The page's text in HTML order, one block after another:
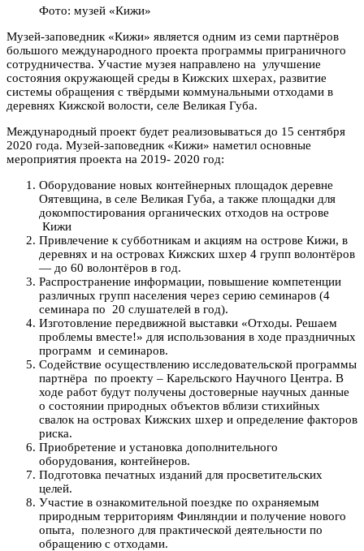
Фото: музей «Кижи»
Музей-заповедник «Кижи» является одним из семи партнёров
большого международного проекта программы приграничного
сотрудничества. Участие музея направлено на улучшение
состояния окружающей среды в Кижских шхерах, развитие
системы обращения с твёрдыми коммунальными отходами в
деревнях Кижской волости, селе Великая Губа.
Международный проект будет реализовываться до 15 сентября
2020 года. Музей-заповедник «Кижи» наметил основные
мероприятия проекта на 2019- 2020 год:
Оборудование новых контейнерных площадок деревне
Оятевщина, в селе Великая Губа, а также площадки для
докомпостирования органических отходов на острове
Кижи
Привлечение к субботникам и акциям на острове Кижи, в
деревнях и на островах Кижских шхер 4 групп волонтёров
— до 60 волонтёров в год.
Распространение информации, повышение компетенции
различных групп населения через серию семинаров (4
семинара по 20 слушателей в год).
Изготовление передвижной выставки «Отходы. Решаем
проблемы вместе!» для использования в ходе праздничных
программ и семинаров.
Содействие осуществлению исследовательской программы
партнёра по проекту – Карельского Научного Центра. В
ходе работ будут получены достоверные научных данные
о состоянии природных объектов вблизи стихийных
свалок на островах Кижских шхер и определение факторов
риска.
Приобретение и установка дополнительного
оборудования, контейнеров.
Подготовка печатных изданий для просветительских
целей.
Участие в ознакомительной поездке по охраняемым
природным территориям Финляндии и получение нового
опыта, полезного для практической деятельности по
обращению с отходами.